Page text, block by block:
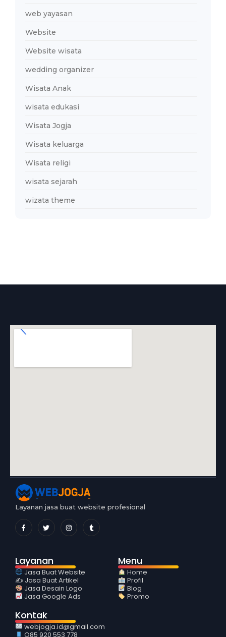
web yayasan
Website
Website wisata
wedding organizer
Wisata Anak
wisata edukasi
Wisata Jogja
Wisata keluarga
Wisata religi
wisata sejarah
wizata theme
Layanan jasa buat website profesional
Layanan
Jasa Buat Website
✍️ Jasa Buat Artikel
Jasa Desain Logo
Jasa Google Ads
Menu
Home
Profil
Blog
Promo
Kontak
webjogja.id@gmail.com
O85 920 553 778